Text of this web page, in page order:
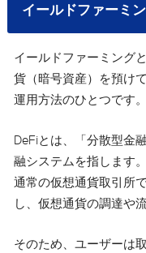
イールドファーミ
イールドファーミング
貨（暗号資産）を預け
運用方法のひとつです。
DeFiとは、「分散型金
融システムを指します。
通常の仮想通貨取引所
し、仮想通貨の調達や
そのため、ユーザーは